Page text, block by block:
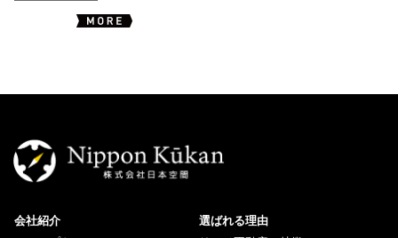
会社紹介
選ばれる理由